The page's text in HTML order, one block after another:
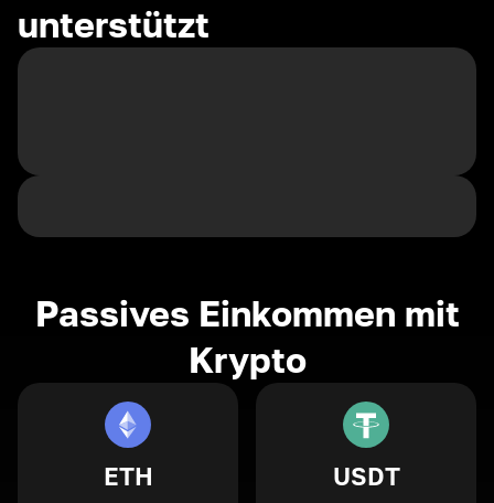
unterstützt
Passives Einkommen mit
Krypto
ETH USDT